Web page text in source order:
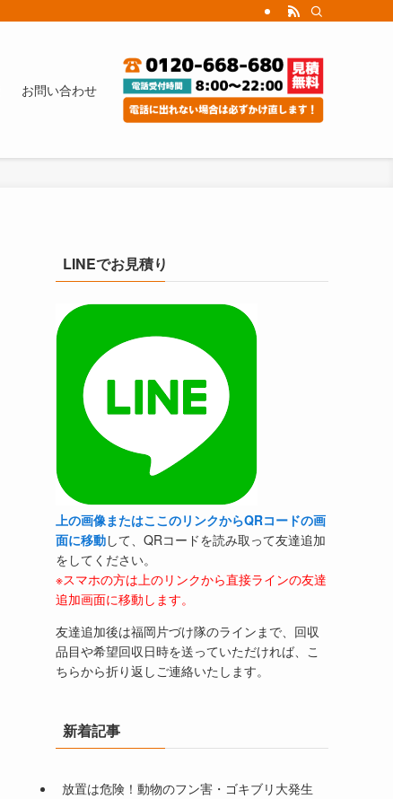
お問い合わせ
LINEでお見積り
上の画像またはここのリンクからQRコードの画
面に移動して、QRコードを読み取って友達追加
をしてください。
※スマホの方は上のリンクから直接ラインの友達
追加画面に移動します。
友達追加後は福岡片づけ隊のラインまで、回収
品目や希望回収日時を送っていただければ、こ
ちらから折り返しご連絡いたします。
新着記事
放置は危険！動物のフン害・ゴキブリ大発生